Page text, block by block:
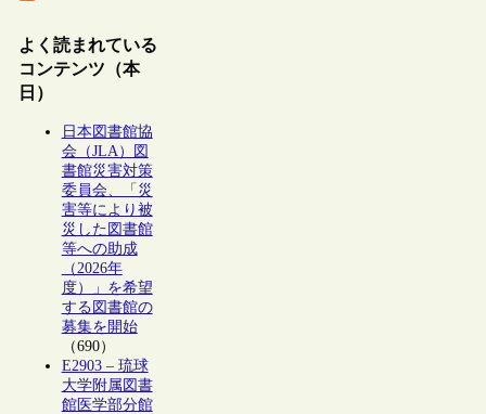
よく読まれている
コンテンツ（本
日）
日本図書館協
会（JLA）図
書館災害対策
委員会、「災
害等により被
災した図書館
等への助成
（2026年
度）」を希望
する図書館の
募集を開始
（690）
E2903 – 琉球
大学附属図書
館医学部分館